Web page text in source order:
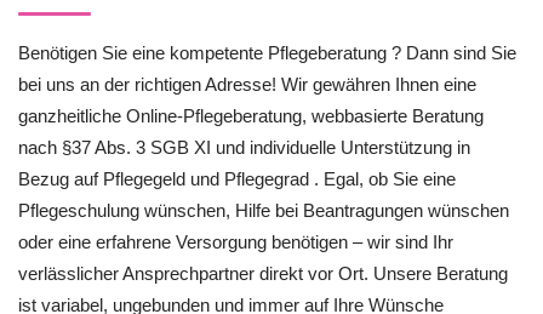
Benötigen Sie eine kompetente Pflegeberatung ? Dann sind Sie
bei uns an der richtigen Adresse! Wir gewähren Ihnen eine
ganzheitliche Online-Pflegeberatung, webbasierte Beratung
nach §37 Abs. 3 SGB XI und individuelle Unterstützung in
Bezug auf Pflegegeld und Pflegegrad . Egal, ob Sie eine
Pflegeschulung wünschen, Hilfe bei Beantragungen wünschen
oder eine erfahrene Versorgung benötigen – wir sind Ihr
verlässlicher Ansprechpartner direkt vor Ort. Unsere Beratung
ist variabel, ungebunden und immer auf Ihre Wünsche